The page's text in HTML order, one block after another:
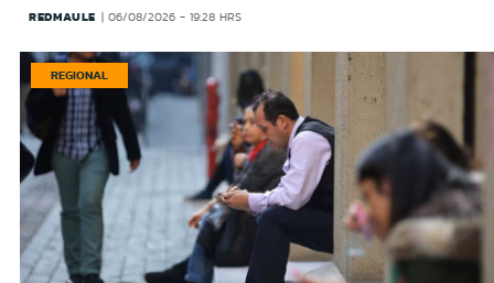
REDMAULE 06/08/2026 - 19:28 HRS
REGIONAL